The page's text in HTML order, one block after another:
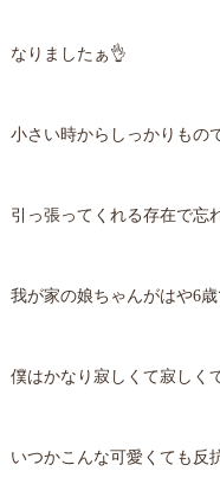
なりましたぁ👌
小さい時からしっかりもの
引っ張ってくれる存在で忘
我が家の娘ちゃんがはや6歳
僕はかなり寂しくて寂しく
いつかこんな可愛くても反